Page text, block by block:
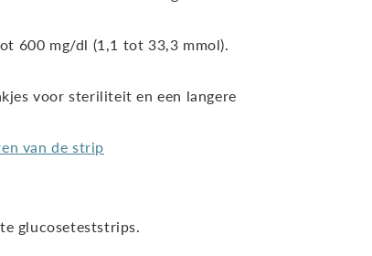
600 mg/dl (1,1 tot 33,3 mmol).
voor steriliteit en een langere
van de strip
glucoseteststrips.